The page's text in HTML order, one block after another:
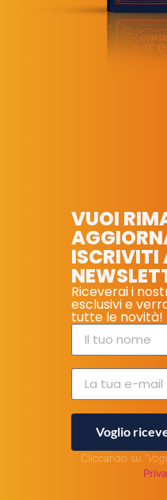
VUOI
ISCRIVITI
Riceverai i
esclusivi e
tutte le novità!
Voglio
Cliccando su